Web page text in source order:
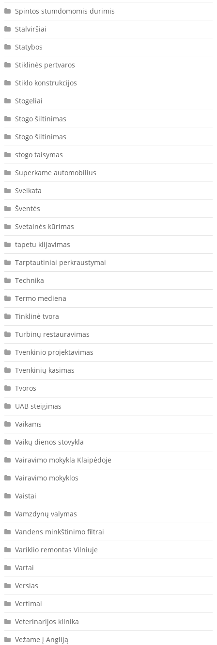
Spintos stumdomomis durimis
Stalviršiai
Statybos
Stiklinės pertvaros
Stiklo konstrukcijos
Stogeliai
Stogo šiltinimas
Stogo šiltinimas
stogo taisymas
Superkame automobilius
Sveikata
Šventės
Svetainės kūrimas
tapetu klijavimas
Tarptautiniai perkraustymai
Technika
Termo mediena
Tinklinė tvora
Turbinų restauravimas
Tvenkinio projektavimas
Tvenkinių kasimas
Tvoros
UAB steigimas
Vaikams
Vaikų dienos stovykla
Vairavimo mokykla Klaipėdoje
Vairavimo mokyklos
Vaistai
Vamzdynų valymas
Vandens minkštinimo filtrai
Variklio remontas Vilniuje
Vartai
Verslas
Vertimai
Veterinarijos klinika
Vežame į Angliją